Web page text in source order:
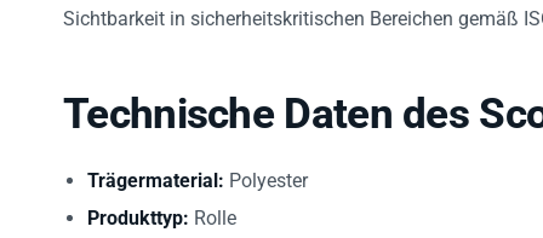
Sichtbarkeit in sicherheitskritischen Bereichen gemäß
Technische Daten des
Trägermaterial: Polyester
Produkttyp: Rolle